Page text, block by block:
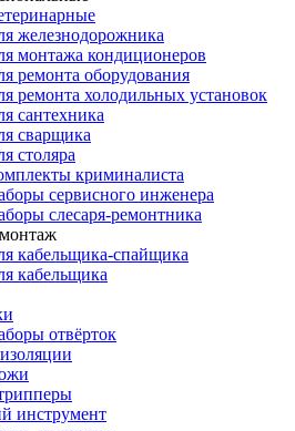
железнодорожника
монтажа кондиционеров
ремонта оборудования
ремонта холодильных установок
сантехника
сварщика
столяра
криминалиста
сервисного инженера
слесаря-ремонтника
кабельщика-спайщика
кабельщика
отвёрток
инструмент